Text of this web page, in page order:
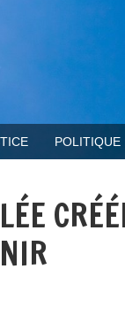
POLITIQUE